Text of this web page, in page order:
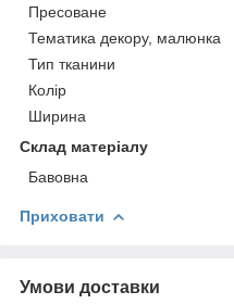
Пресоване
Тематика декору, малюнка
Тип тканини
Колір
Ширина
Склад матеріалу
Бавовна
Приховати
Умови доставки